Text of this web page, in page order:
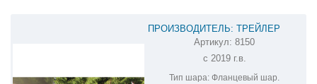
ПРОИЗВОДИТЕЛЬ: ТРЕЙЛЕР
ФАРКОП НА HAVAL H9 8150
Артикул: 8150
с 2019 г.в.
Тип шара: Фланцевый шар.